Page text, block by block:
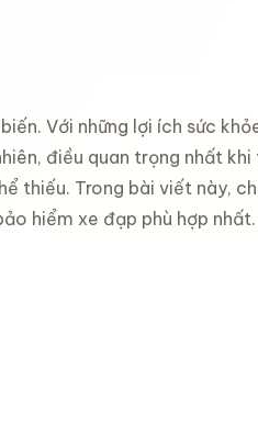
Với những lợi ích sức
điều quan trọng nhất
thiếu. Trong bài viết này,
hiểm xe đạp phù hợp nhất.